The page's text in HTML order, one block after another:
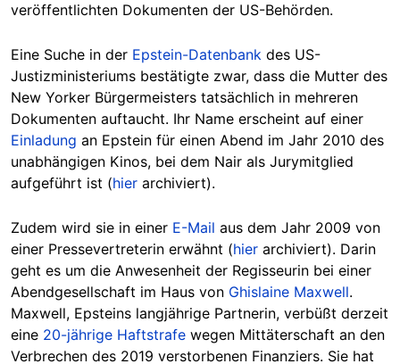
veröffentlichten Dokumenten der US-Behörden.
Eine Suche in der Epstein-Datenbank des US-
Justizministeriums bestätigte zwar, dass die Mutter des
New Yorker Bürgermeisters tatsächlich in mehreren
Dokumenten auftaucht. Ihr Name erscheint auf einer
Einladung an Epstein für einen Abend im Jahr 2010 des
unabhängigen Kinos, bei dem Nair als Jurymitglied
aufgeführt ist (hier archiviert).
Zudem wird sie in einer E-Mail aus dem Jahr 2009 von
einer Pressevertreterin erwähnt (hier archiviert). Darin
geht es um die Anwesenheit der Regisseurin bei einer
Abendgesellschaft im Haus von Ghislaine Maxwell.
Maxwell, Epsteins langjährige Partnerin, verbüßt derzeit
eine 20-jährige Haftstrafe wegen Mittäterschaft an den
Verbrechen des 2019 verstorbenen Finanziers. Sie hat